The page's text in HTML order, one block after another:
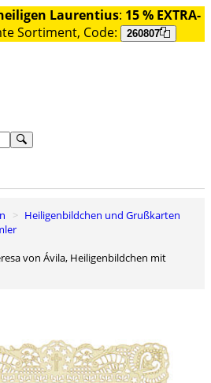
Laurentius: 15 % EXTRA-
Sortiment, Code: 260807
Heiligenbildchen und Grußkarten